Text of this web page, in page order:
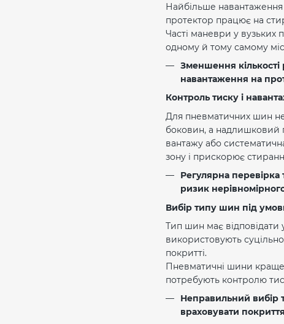
Найбільше навантаження
протектор працює на
Часті маневри у вузьких
одному й тому самому
Зменшення
навантаження на
Контроль тиску і
Для пневматичних шин
боковин, а надлишковий
вантажу або
зону і прискорює
Регулярна
ризик
Вибір типу шин під
Тип шин має відповідати
використовують
покритті.
Пневматичні шини краще
потребують контролю
Неправильний вибір
враховувати